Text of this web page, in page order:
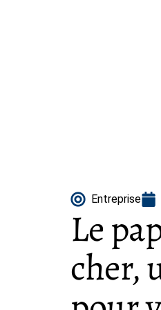
Entreprise
Le
cher,